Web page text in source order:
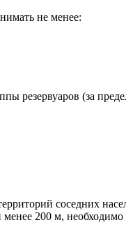
не менее:
резервуаров (за
соседних
200 м,